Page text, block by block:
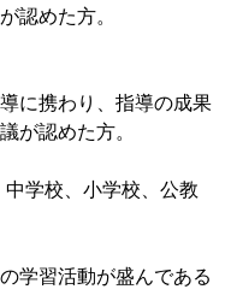
認めた方。
に携わり、指導の成果
が認めた方。
学校、小学校、公教
学習活動が盛んである